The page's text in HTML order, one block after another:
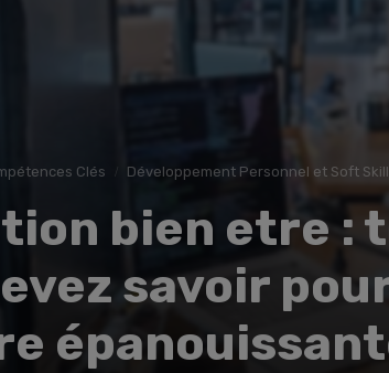
Clés Développement Personnel et Soft
bien etre :
savoir